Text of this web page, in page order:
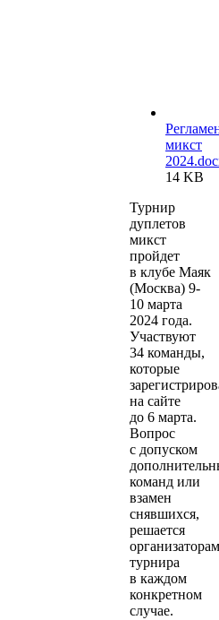
микст
14 KB
Турнир
дуплетов
микст
пройдет
в клубе Маяк
(Москва) 9-
10 марта
2024 года.
Участвуют
34 команды,
которые
на сайте
до 6 марта.
Вопрос
с допуском
команд или
взамен
снявшихся,
решается
турнира
в каждом
конкретном
случае.